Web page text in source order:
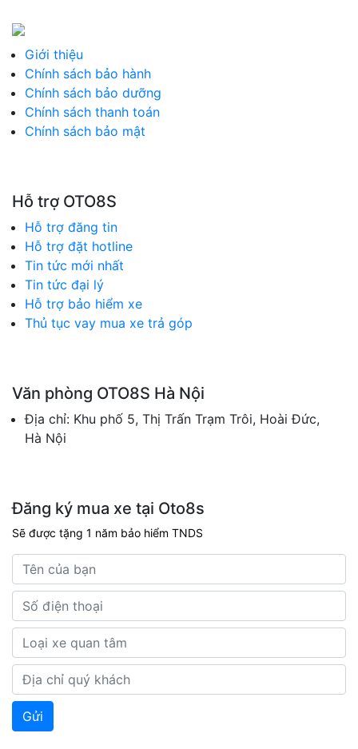
Giới thiệu
Chính sách bảo hành
Chính sách bảo dưỡng
Chính sách thanh toán
Chính sách bảo mật
Hỗ trợ OTO8S
Hỗ trợ đăng tin
Hỗ trợ đặt hotline
Tin tức mới nhất
Tin tức đại lý
Hỗ trợ bảo hiểm xe
Thủ tục vay mua xe trả góp
Văn phòng OTO8S Hà Nội
Địa chỉ: Khu phố 5, Thị Trấn Trạm Trôi, Hoài Đức,
Hà Nội
Đăng ký mua xe tại Oto8s
Sẽ được tặng 1 năm bảo hiểm TNDS
Gửi